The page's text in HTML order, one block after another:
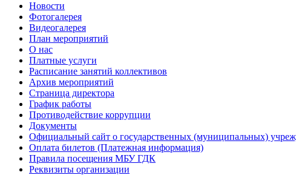
Новости
Фотогалерея
Видеогалерея
План мероприятий
О нас
Платные услуги
Расписание занятий коллективов
Архив мероприятий
Страница директора
График работы
Противодействие коррупции
Документы
Официальный сайт о государственных (муниципальных)
Оплата билетов (Платежная информация)
Правила посещения МБУ ГДК
Реквизиты организации